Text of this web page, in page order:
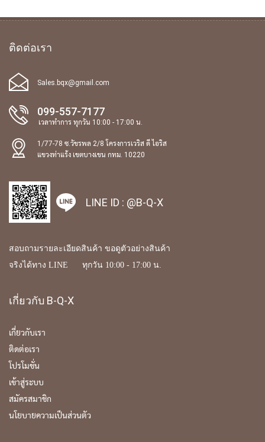
ติดต่อเรา
Sales.bqx@gmail.com
099-557-7177
เวลาทำการ ทุกวัน 10:00 - 17:00 น.
1/77-78 ซ.วัชรพล 2/8 โครงการเวริส ดี ไอริส
แขวงท่าแร้ง เขตบางเขน กทม. 10220
LINE ID : @B-Q-X
สอบถามรายละเอียดสินค้า ขอดูตัวอย่างสินค้า
จริงได้ทาง LINE ทุกวัน 10:00 - 17:00 น.
เกี่ยวกับ B-Q-X
เกี่ยวกับเรา
ติดต่อเรา
โปรโมชั่น
เข้าสู่ระบบ
สมัครสมาชิก
นโยบายความเป็นส่วนตัว